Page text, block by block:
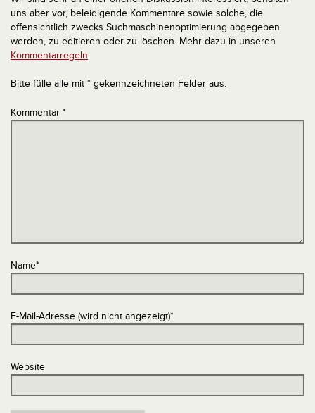
uns aber vor, beleidigende Kommentare sowie solche, die
offensichtlich zwecks Suchmaschinenoptimierung abgegeben
werden, zu editieren oder zu löschen. Mehr dazu in unseren
Kommentarregeln.
Bitte fülle alle mit * gekennzeichneten Felder aus.
Kommentar *
Name*
E-Mail-Adresse (wird nicht angezeigt)*
Website